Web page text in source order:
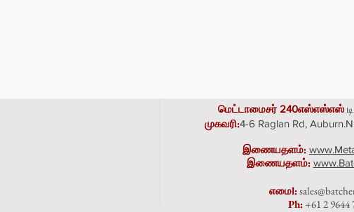
மெட்டாமைசர் 240எஸ்எஸ்எஸ்
முகவரி:4-6 Raglan Rd,
இணையதளம்:
இணையதளம்:
எமைl:
Ph:+61 2 9644